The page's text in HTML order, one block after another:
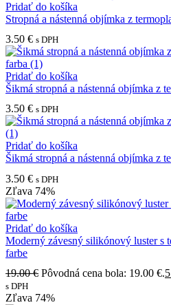
Pridať do košíka
Stropná a nástenná objímka z
3.50 € s DPH
Pridať do košíka
Šikmá stropná a nástenná objímka z
3.50 € s DPH
Pridať do košíka
Šikmá stropná a nástenná objímka z
3.50 € s DPH
Zľava 74%
Pridať do košíka
Moderný závesný silikónový luster s
farbe
19.00€ Pôvodná cena bola: 19.00 €.
s DPH
Zľava 74%